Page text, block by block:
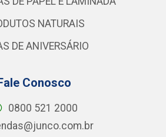
NATURAIS
DE ANIVERSÁRIO
Conosco
0800 521 2000